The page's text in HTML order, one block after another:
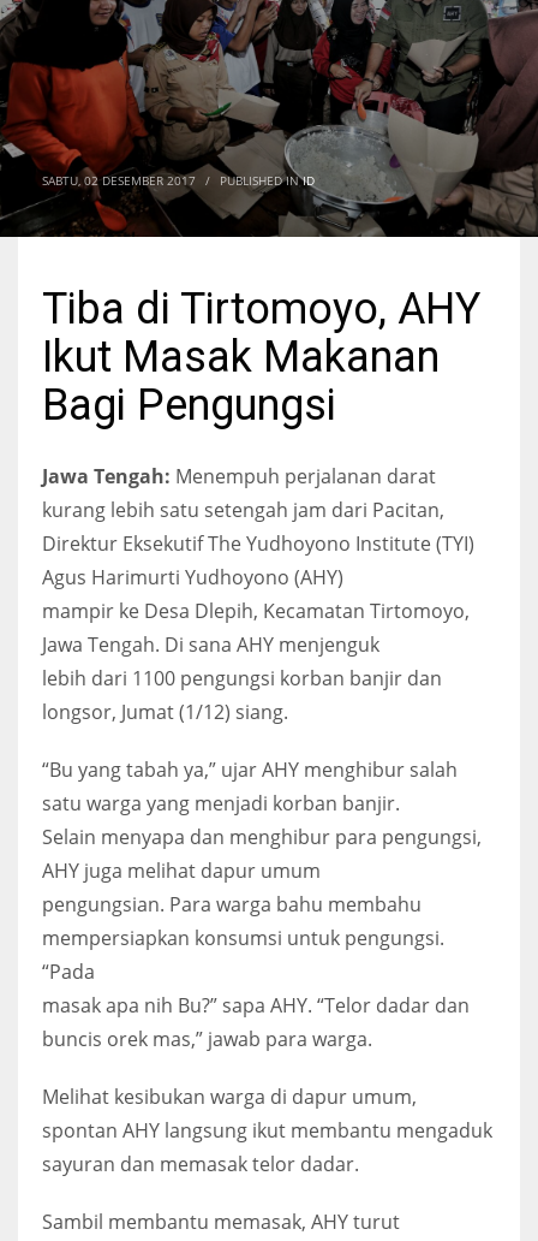
SABTU, 02 DESEMBER 2017 / PUBLISHED INID
Tiba di Tirtomoyo, AHY
Ikut Masak Makanan
Bagi Pengungsi
Jawa Tengah: Menempuh perjalanan darat
kurang lebih satu setengah jam dari Pacitan,
Direktur Eksekutif The Yudhoyono Institute (TYI)
Agus Harimurti Yudhoyono (AHY)
mampir ke Desa Dlepih, Kecamatan Tirtomoyo,
Jawa Tengah. Di sana AHY menjenguk
lebih dari 1100 pengungsi korban banjir dan
longsor, Jumat (1/12) siang.
“Bu yang tabah ya,” ujar AHY menghibur salah
satu warga yang menjadi korban banjir.
Selain menyapa dan menghibur para pengungsi,
AHY juga melihat dapur umum
pengungsian. Para warga bahu membahu
mempersiapkan konsumsi untuk pengungsi.
“Pada
masak apa nih Bu?” sapa AHY. “Telor dadar dan
buncis orek mas,” jawab para warga.
Melihat kesibukan warga di dapur umum,
spontan AHY langsung ikut membantu mengaduk
sayuran dan memasak telor dadar.
Sambil membantu memasak, AHY turut